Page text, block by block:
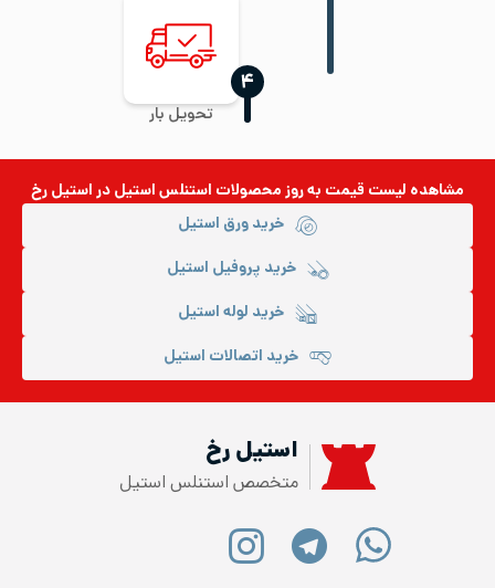
تحویل بار
‍۴
مشاهده لیست قیمت به روزمحصولات استنلس استیلدر استیل رخ
خرید ورق استیل
خرید پروفیل استیل
خرید لوله استیل
خرید اتصالات استیل
استیل رخ
متخصص استنلس استیل